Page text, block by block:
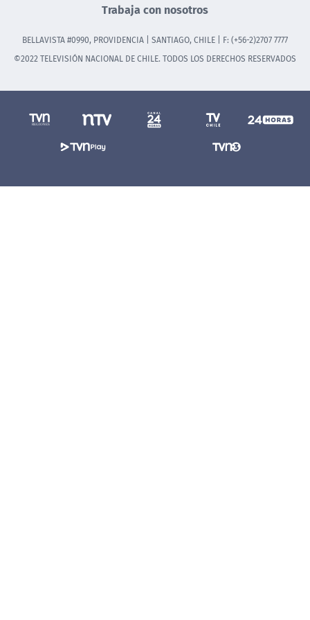
Trabaja con nosotros
BELLAVISTA #0990, PROVIDENCIA | SANTIAGO, CHILE | F: (+56-2)2707 7777
©2022 TELEVISIÓN NACIONAL DE CHILE. TODOS LOS DERECHOS RESERVADOS